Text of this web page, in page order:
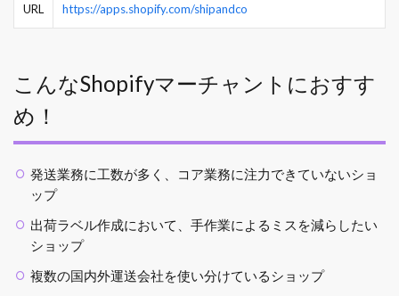
URL https://apps.shopify.com/shipandco
こんなShopifyマーチャントにおすす
め！
発送業務に工数が多く、コア業務に注力できていないショ
ップ
出荷ラベル作成において、手作業によるミスを減らしたい
ショップ
複数の国内外運送会社を使い分けているショップ